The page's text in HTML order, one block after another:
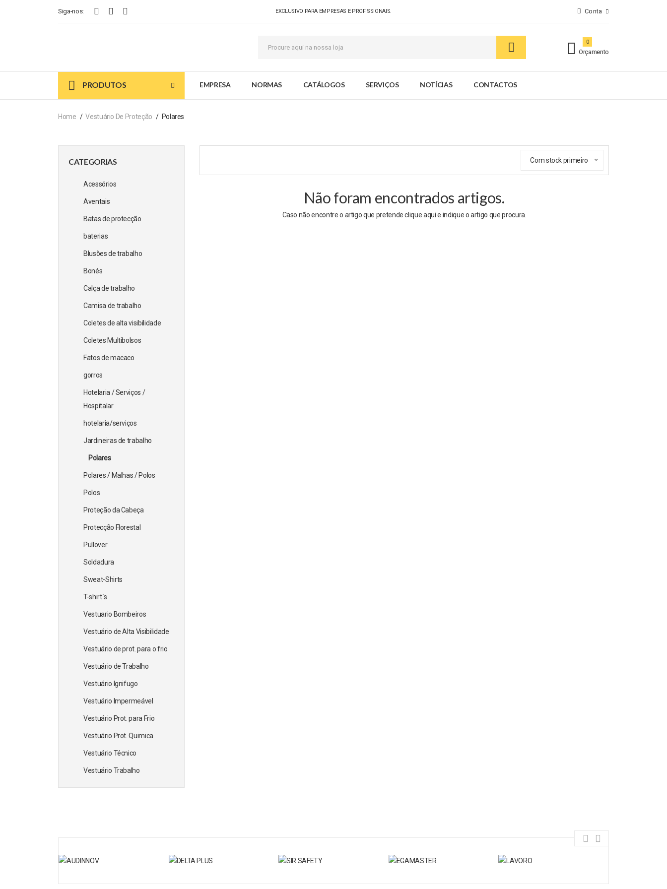
Siga-nos: EXCLUSIVO PARA EMPRESAS E PROFISSIONAIS. Conta
Orçamento
0
PRODUTOS EMPRESA NORMAS CATÁLOGOS SERVIÇOS NOTÍCIAS CONTACTOS
Home Vestuário De Proteção Polares
CATEGORIAS
Acessórios
Aventais
Batas de protecção
baterias
Blusões de trabalho
Bonés
Calça de trabalho
Camisa de trabalho
Coletes de alta visibilidade
Coletes Multibolsos
Fatos de macaco
gorros
Hotelaria / Serviços /
Hospitalar
hotelaria/serviços
Jardineiras de trabalho
Polares
Polares / Malhas / Polos
Polos
Proteção da Cabeça
Protecção Florestal
Pullover
Soldadura
Sweat-Shirts
T-shirt´s
Vestuario Bombeiros
Vestuário de Alta Visibilidade
Vestuário de prot. para o frio
Vestuário de Trabalho
Vestuário Ignifugo
Vestuário Impermeável
Vestuário Prot. para Frio
Vestuário Prot. Quimica
Vestuário Técnico
Vestuário Trabalho
Com stock primeiro
Não foram encontrados artigos.
Caso não encontre o artigo que pretende cliqueaquie indique o artigo que procura.